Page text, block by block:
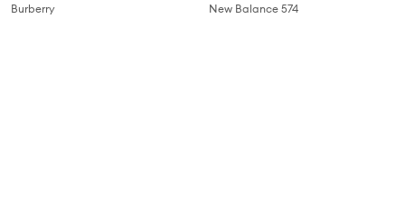
Burberry
New Balance 574